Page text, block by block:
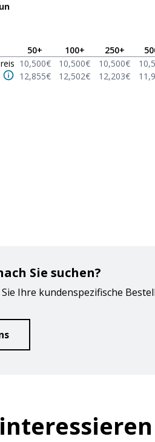
50+ 100+ 250+
10,500€ 10,500€ 10,500€
12,855€ 12,502€ 12,203€
Sie suchen?
Ihre kundenspezifische